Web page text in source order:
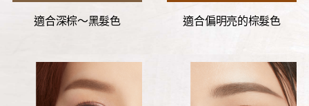
適合深棕～黑髮色 適合偏明亮的棕髮色